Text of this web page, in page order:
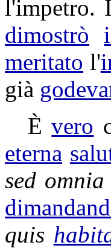
l'impetro.
dimostrò
meritato l'
già
Èvero
eterna
sed
quis